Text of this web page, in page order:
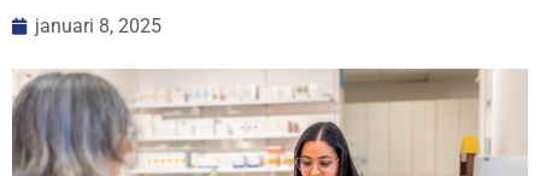
januari 8, 2025